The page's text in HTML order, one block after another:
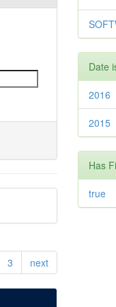
3 next
Date
2016
2015
Has
true